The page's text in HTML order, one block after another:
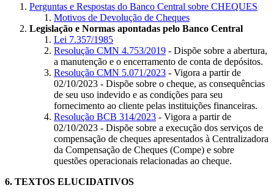
Perguntas e Respostas do Banco Central sobre CHEQUES
Motivos de Devolução de Cheques
Legislação e Normas apontadas pelo Banco Central
Lei 7.357/1985
Resolução CMN 4.753/2019 - Dispõe sobre a abertura,
a manutenção e o encerramento de conta de depósitos.
Resolução CMN 5.071/2023 - Vigora a partir de
02/10/2023 - Dispõe sobre o cheque, as consequências
de seu uso indevido e as condições para seu
fornecimento ao cliente pelas instituições financeiras.
Resolução BCB 314/2023 - Vigora a partir de
02/10/2023 - Dispõe sobre a execução dos serviços de
compensação de cheques apresentados à Centralizadora
da Compensação de Cheques (Compe) e sobre
questões operacionais relacionadas ao cheque.
6. TEXTOS ELUCIDATIVOS